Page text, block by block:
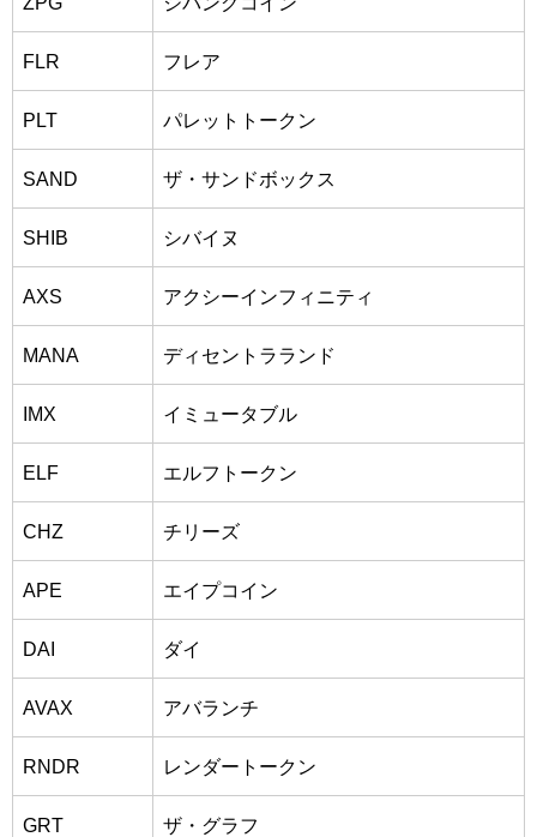
FLR フレア
PLT パレットトークン
SAND ザ・サンドボックス
SHIB シバイヌ
AXS アクシーインフィニティ
MANA ディセントラランド
IMX イミュータブル
ELF エルフトークン
CHZ チリーズ
APE エイプコイン
DAI ダイ
AVAX アバランチ
RNDR レンダートークン
GRT ザ・グラフ